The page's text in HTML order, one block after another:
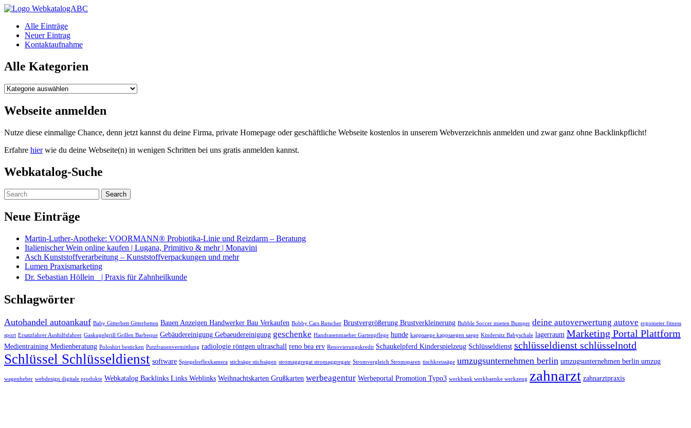
WebkatalogABC
Alle Einträge
Neuer Eintrag
Kontaktaufnahme
Alle Kategorien
Alle
Webseite anmelden
Nutze diese einmalige Chance, denn jetzt kannst du deine Firma, private Homepage oder geschäftliche Webseite kostenlos in unserem Webverzeichnis anmelden und zwar ganz ohne Backlinkpflicht!
Erfahre hierwie du deine Webseite(n) in wenigen Schritten bei uns gratis anmelden kannst.
Webkatalog-Suche
Neue Einträge
Martin-Luther-Apotheke: VOORMANN® Probiotika-Linie und Reizdarm – Beratung
Italienischer Wein online kaufen | Lugana, Primitivo & mehr | Monavini
Asch Kunststoffverarbeitung – Kunststoffverpackungen und mehr
Lumen Praxismarketing
Dr. Sebastian Höllein | Praxis für Zahnheilkunde
Schlagwörter
Autohandel autoankauf Baby Gitterbett Gitterbetten Bauen Anzeigen Handwerker Bau Verkaufen Bobby Cars Rutscher Brustvergrößerung Brustverkleinerung Bubble Soccer mieten Bumper deine autoverwertung autove ergometer fitness
sport Ersatzfahrer Aushilfsfahrer Gaskugelgrill Grillen Barbeque Gebäudereinigung Gebaeudereinigung geschenke Handrasenmaeher Gartenpflege hunde kappsaege kappsaegen saege Kindersitz Babyschale lagerraum Marketing Portal Plattform
Medientraining Medienberatung Poloshirt besticken Putzfrauenvermittlung radiologie röntgen ultraschall reno bea erv Renovierungskredit Schaukelpferd Kinderspielzeug Schlüsseldienst schlüsseldienst schlüsselnotd
Schlüssel Schlüsseldienst software Spiegelreflexkamera stichsäge stichsägen stromaggregat stromaggregate Stromvergleich Stromsparen tischkreissäge umzugsunternehmen berlin umzugsunternehmen berlin umzug
wagenheber webdesign digitale produkte Webkatalog Backlinks Links Weblinks Weihnachtskarten Grußkarten werbeagentur Werbeportal Promotion Typo3 werkbank werkbaenke werkzeug zahnarzt zahnarztpraxis